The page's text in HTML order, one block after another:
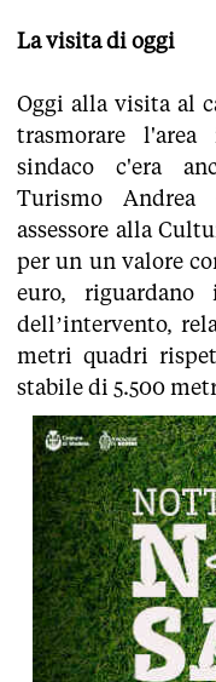
La visita di oggi
Oggi alla visita al
trasmorare
sindaco c'era
Turismo
assessore alla
per un un valore
euro,
dell’intervento,
metri quadri
stabile di 5.500